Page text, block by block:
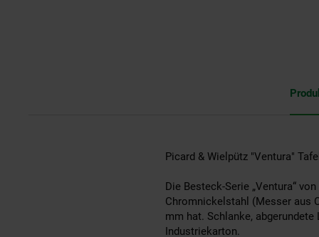
Picard & Wielpütz "Ventura"
Die Besteck-Serie „Ventura“
Chromnickelstahl (Messer aus
mm hat. Schlanke,
Industriekarton.